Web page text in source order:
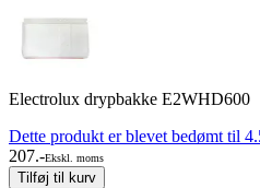
Electrolux drypbakke E2WHD600
Dette produkt er blevet bedømt til
207.-Ekskl. moms
Tilføj til kurv